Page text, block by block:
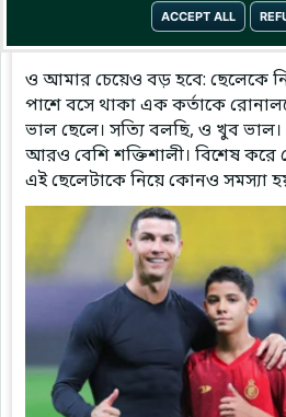
ACCEPT ALL
has posted
ও আমার চেয়েও বড় হবে: ছেলেকে
পাশে বসে থাকা এক কর্তাকে
ভাল ছেলে। সত্যি বলছি, ও খুব ভাল।
আরও বেশি শক্তিশালী। বিশেষ
এই ছেলেটাকে নিয়ে কোনও সমস্যা